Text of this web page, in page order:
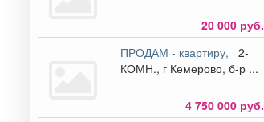
20 000 руб.
ПРОДАМ - квартиру,
2-
КОМН., г Кемерово, б-р ...
4 750 000 руб.